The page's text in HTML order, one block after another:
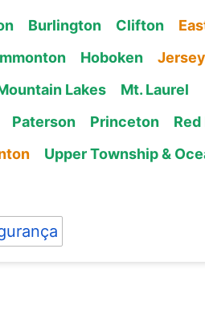
Burlington Clifton
Hoboken
Lakes
Mt. Laurel
Paterson Princeton
Red
Upper Township &